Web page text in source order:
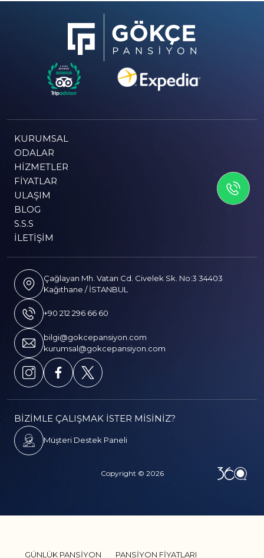
İLETİSİME GEÇİN
KURUMSAL
ODALAR
HIZMETLER
FIYATLAR
ULAŞIM
BLOG
S.S.S
İLETIŞIM
Çağlayan Mh. Vatan Cd. Civelek Sk. No:3 34403
Kağıthane / İSTANBUL
+90 212 296 66 60
bilgi@gokcepansiyon.com
kurumsal@gokcepansiyon.com
Müşteri Destek Paneli
BİZİMLE ÇALIŞMAK İSTER MİSİNİZ?
Copyright © 2026
GÜNLÜK PANSİYON PANSİYON FİYATLARI